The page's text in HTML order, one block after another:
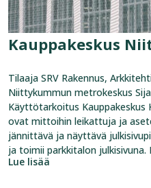
Kauppakeskus
Tilaaja SRV Rakennus,
Niittykummun metrokeskus
Käyttötarkoitus Kauppakeskus
ovat mittoihin leikattuja ja
jännittävä ja näyttävä
ja toimii parkkitalon
Lue lisää